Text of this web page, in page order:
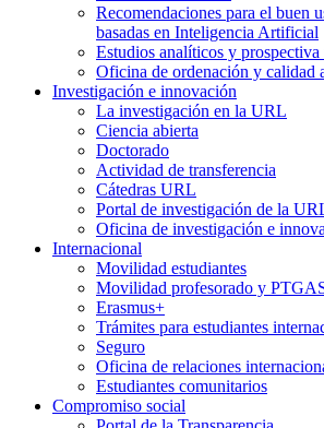
Recomendaciones para el buen
basadas en Inteligencia Artificial
Estudios analíticos y
Oficina de ordenación y calidad
Investigación e innovación
La investigación en la URL
Ciencia abierta
Doctorado
Actividad de transferencia
Cátedras URL
Portal de investigación de la
Oficina de investigación e
Internacional
Movilidad estudiantes
Movilidad profesorado y
Erasmus+
Trámites para estudiantes
Seguro
Oficina de relaciones
Estudiantes comunitarios
Compromiso social